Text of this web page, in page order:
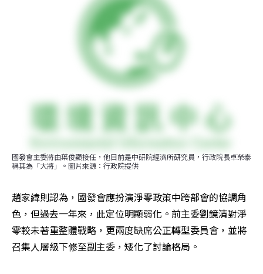
國發會主委將由葉俊顯接任，他目前是中研院經濟所研究員，行政院長卓榮泰
稱其為「大將」。圖片來源：行政院提供
趙家緯則認為，國發會應扮演淨零政策中跨部會的協調角
色，但過去一年來，此定位明顯弱化。前主委劉鏡清對淨
零較未著重整體戰略，更兩度缺席公正轉型委員會，並將
召集人層級下修至副主委，矮化了討論格局。